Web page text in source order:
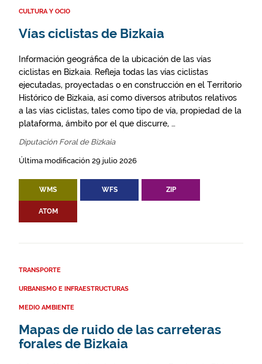
CULTURA Y OCIO
Vías ciclistas de Bizkaia
Información geográfica de la ubicación de las vías
ciclistas en Bizkaia. Refleja todas las vías ciclistas
ejecutadas, proyectadas o en construcción en el Territorio
Histórico de Bizkaia, así como diversos atributos relativos
a las vías ciclistas, tales como tipo de vía, propiedad de la
plataforma, ámbito por el que discurre, …
Diputación Foral de Bizkaia
Última modificación 29 julio 2026
WMS WFS ZIP
ATOM
TRANSPORTE
URBANISMO E INFRAESTRUCTURAS
MEDIO AMBIENTE
Mapas de ruido de las carreteras
forales de Bizkaia